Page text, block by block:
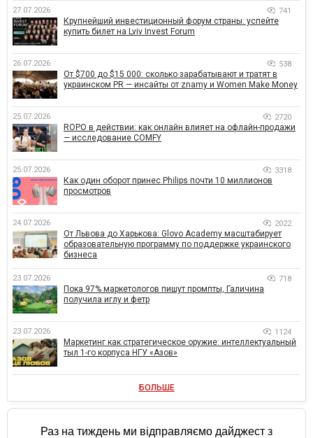
27.07.2026 741
Крупнейший инвестиционный форум страны: успейте
купить билет на Lviv Invest Forum
26.07.2026 538
От $700 до $15 000: сколько зарабатывают и тратят в
украинском PR — инсайты от znamy и Women Make Money
25.07.2026 2720
ROPO в действии: как онлайн влияет на офлайн-продажи
— исследование COMFY
25.07.2026 3318
Как один оборот принес Philips почти 10 миллионов
просмотров
24.07.2026 2022
От Львова до Харькова: Glovo Academy масштабирует
образовательную программу по поддержке украинского
бизнеса
23.07.2026 718
Пока 97% маркетологов пишут промпты, Галичина
получила иглу и фетр
23.07.2026 1124
Маркетинг как стратегическое оружие: интеллектуальный
тыл 1-го корпуса НГУ «Азов»
БОЛЬШЕ
Раз на тиждень ми відправляємо дайджест з